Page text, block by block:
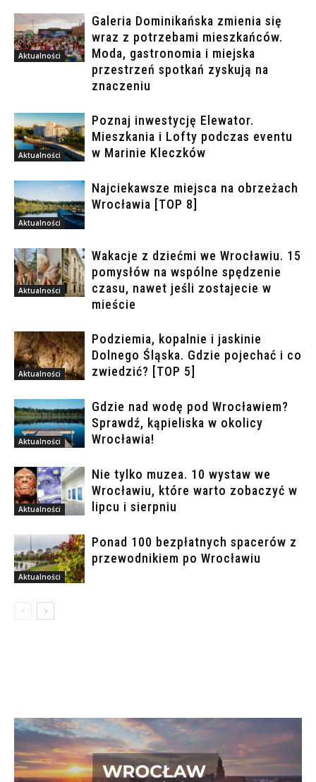
Aktualności
Galeria Dominikańska zmienia się
wraz z potrzebami mieszkańców.
Moda, gastronomia i miejska
przestrzeń spotkań zyskują na
znaczeniu
Aktualności
Poznaj inwestycję Elewator.
Mieszkania i Lofty podczas eventu
w Marinie Kleczków
Aktualności
Najciekawsze miejsca na obrzeżach
Wrocławia [TOP 8]
Aktualności
Wakacje z dziećmi we Wrocławiu. 15
pomysłów na wspólne spędzenie
czasu, nawet jeśli zostajecie w
mieście
Aktualności
Podziemia, kopalnie i jaskinie
Dolnego Śląska. Gdzie pojechać i co
zwiedzić? [TOP 5]
Aktualności
Gdzie nad wodę pod Wrocławiem?
Sprawdź, kąpieliska w okolicy
Wrocławia!
Aktualności
Nie tylko muzea. 10 wystaw we
Wrocławiu, które warto zobaczyć w
lipcu i sierpniu
Aktualności
Ponad 100 bezpłatnych spacerów z
przewodnikiem po Wrocławiu